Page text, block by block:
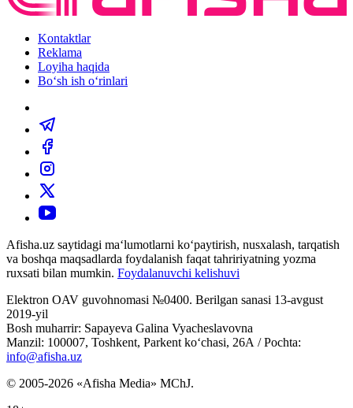
Kontaktlar
Reklama
Loyiha haqida
Bo‘sh ish o‘rinlari
Afisha.uz saytidagi ma‘lumotlarni ko‘paytirish, nusxalash, tarqatish
va boshqa maqsadlarda foydalanish faqat tahririyatning yozma
ruxsati bilan mumkin. Foydalanuvchi kelishuvi
Elektron OAV guvohnomasi №0400. Berilgan sanasi 13-avgust
2019-yil
Bosh muharrir: Sapayeva Galina Vyacheslavovna
Manzil: 100007, Toshkent, Parkent ko‘chasi, 26А / Pochta:
info@afisha.uz
© 2005-2026 «Afisha Media» MChJ.